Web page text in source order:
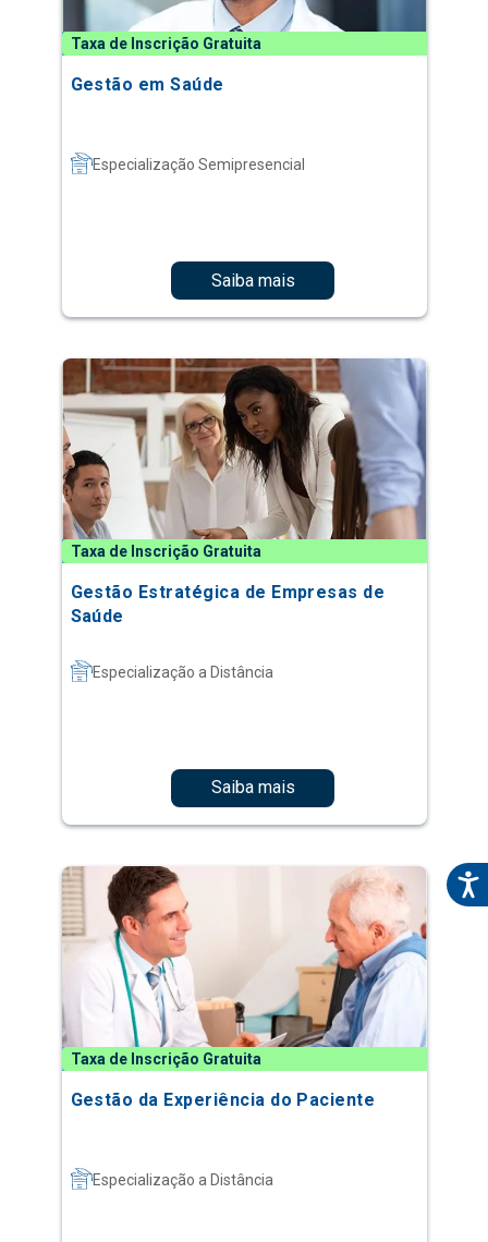
Taxa de Inscrição Gratuita
Gestão em Saúde
Especialização Semipresencial
Saiba mais
Taxa de Inscrição Gratuita
Gestão Estratégica de Empresas de
Saúde
Especialização a Distância
Saiba mais
Taxa de Inscrição Gratuita
Gestão da Experiência do Paciente
Especialização a Distância